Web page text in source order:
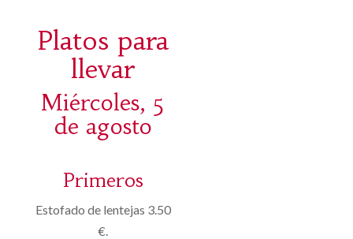
Platos para
llevar
Miércoles, 5
de agosto
Primeros
Estofado de lentejas 3.50
€.